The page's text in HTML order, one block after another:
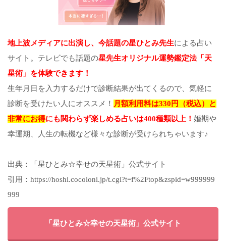
地上波メディアに出演し、今話題の星ひとみ先生による占い
サイト。テレビでも話題の星先生オリジナル運勢鑑定法「天
星術」を体験できます！
生年月日を入力するだけで診断結果が出てくるので、気軽に
診断を受けたい人にオススメ！ 月額利用料は330円（税込）と
非常にお得にも関わらず楽しめる占いは400種類以上！ 婚期や
幸運期、人生の転機など様々な診断が受けられちゃいます♪
出典：「星ひとみ☆幸せの天星術」公式サイト
引用：https://hoshi.cocoloni.jp/t.cgi?t=f%2Ftop&zspid=w999999
999
「星ひとみ☆幸せの天星術」公式サイト